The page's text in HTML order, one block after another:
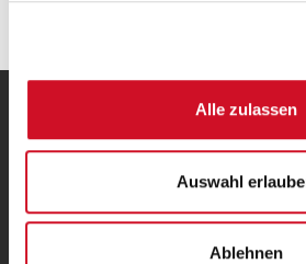
Alle zulassen
Auswahl
Ablehnen
Stieglbrauerei
+43